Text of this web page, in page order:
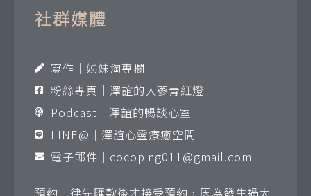
社群媒體
寫作｜姊妹淘專欄
粉絲專頁｜澤誼的人蔘青紅燈
Podcast｜澤誼的暢談心室
LINE@｜澤誼心靈療癒空間
電子郵件｜ cocoping011@gmail.com
預約一律先匯款後才接受預約，因為發生過太